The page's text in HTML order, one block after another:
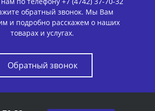
обратный звонок. Мы Вам
и подробно расскажем о наших
товарах и услугах.
Обратный звонок